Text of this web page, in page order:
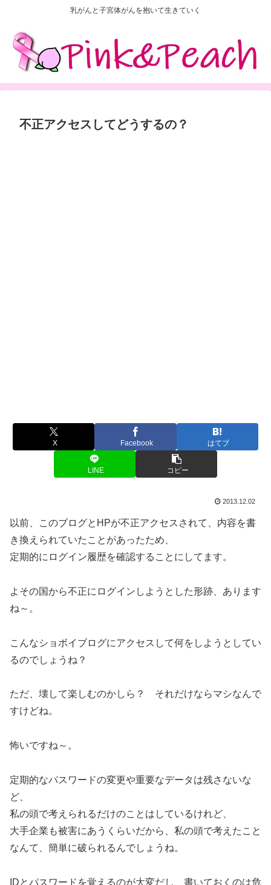
乳がんと子宮体がんを抱いて生きていく
不正アクセスしてどうするの？
X Facebook はてブ
LINE コピー
2013.12.02
以前、このブログとHPが不正アクセスされて、内容を書
き換えられていたことがあったため、
定期的にログイン履歴を確認することにしてます。
よその国から不正にログインしようとした形跡、あります
ね～。
こんなショボイブログにアクセスして何をしようとしてい
るのでしょうね？
ただ、壊して楽しむのかしら？ それだけならマシなんで
すけどね。
怖いですね～。
定期的なパスワードの変更や重要なデータは残さないな
ど、
私の頭で考えられるだけのことはしているけれど、
大手企業も被害にあうくらいだから、私の頭で考えたこと
なんて、簡単に破られるんでしょうね。
IDとパスワードを覚えるのが大変だし、書いておくのは危